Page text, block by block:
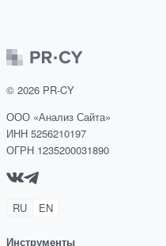
© 2026 PR-CY
ООО «Анализ Сайта»
ИНН 5256210197
ОГРН 1235200031890
RU EN
Инструменты